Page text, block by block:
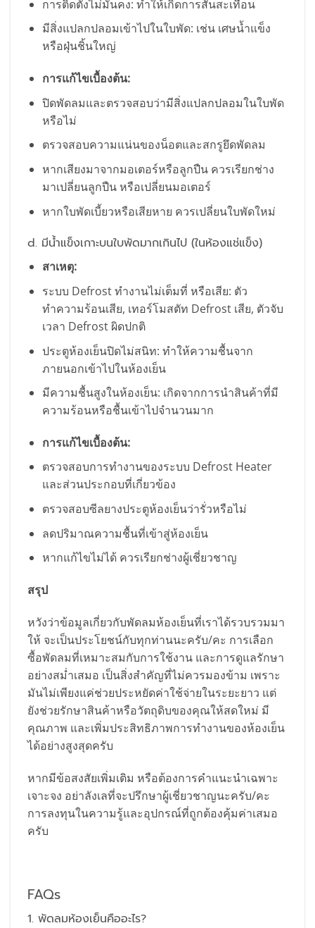
การติดตั้งไม่มั่นคง: ทำให้เกิดการสั่นสะเทือน
มีสิ่งแปลกปลอมเข้าไปในใบพัด: เช่น เศษน้ำแข็ง
หรือฝุ่นชิ้นใหญ่
การแก้ไขเบื้องต้น:
ปิดพัดลมและตรวจสอบว่ามีสิ่งแปลกปลอมในใบพัด
หรือไม่
ตรวจสอบความแน่นของน็อตและสกรูยึดพัดลม
หากเสียงมาจากมอเตอร์หรือลูกปืน ควรเรียกช่าง
มาเปลี่ยนลูกปืน หรือเปลี่ยนมอเตอร์
หากใบพัดเบี้ยวหรือเสียหาย ควรเปลี่ยนใบพัดใหม่
d. มีน้ำแข็งเกาะบนใบพัดมากเกินไป (ในห้องแช่แข็ง)
สาเหตุ:
ระบบ Defrost ทำงานไม่เต็มที่ หรือเสีย: ตัว
ทำความร้อนเสีย, เทอร์โมสตัท Defrost เสีย, ตัวจับ
เวลา Defrost ผิดปกติ
ประตูห้องเย็นปิดไม่สนิท: ทำให้ความชื้นจาก
ภายนอกเข้าไปในห้องเย็น
มีความชื้นสูงในห้องเย็น: เกิดจากการนำสินค้าที่มี
ความร้อนหรือชื้นเข้าไปจำนวนมาก
การแก้ไขเบื้องต้น:
ตรวจสอบการทำงานของระบบ Defrost Heater
และส่วนประกอบที่เกี่ยวข้อง
ตรวจสอบซีลยางประตูห้องเย็นว่ารั่วหรือไม่
ลดปริมาณความชื้นที่เข้าสู่ห้องเย็น
หากแก้ไขไม่ได้ ควรเรียกช่างผู้เชี่ยวชาญ
สรุป
หวังว่าข้อมูลเกี่ยวกับพัดลมห้องเย็นที่เราได้รวบรวมมา
ให้ จะเป็นประโยชน์กับทุกท่านนะครับ/คะ การเลือก
ซื้อพัดลมที่เหมาะสมกับการใช้งาน และการดูแลรักษา
อย่างสม่ำเสมอ เป็นสิ่งสำคัญที่ไม่ควรมองข้าม เพราะ
มันไม่เพียงแค่ช่วยประหยัดค่าใช้จ่ายในระยะยาว แต่
ยังช่วยรักษาสินค้าหรือวัตถุดิบของคุณให้สดใหม่ มี
คุณภาพ และเพิ่มประสิทธิภาพการทำงานของห้องเย็น
ได้อย่างสูงสุดครับ
หากมีข้อสงสัยเพิ่มเติม หรือต้องการคำแนะนำเฉพาะ
เจาะจง อย่าลังเลที่จะปรึกษาผู้เชี่ยวชาญนะครับ/คะ
การลงทุนในความรู้และอุปกรณ์ที่ถูกต้องคุ้มค่าเสมอ
ครับ
FAQs
1. พัดลมห้องเย็นคืออะไร?